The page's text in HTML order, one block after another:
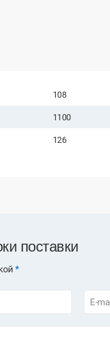
108
1100
126
поставки
*
E-